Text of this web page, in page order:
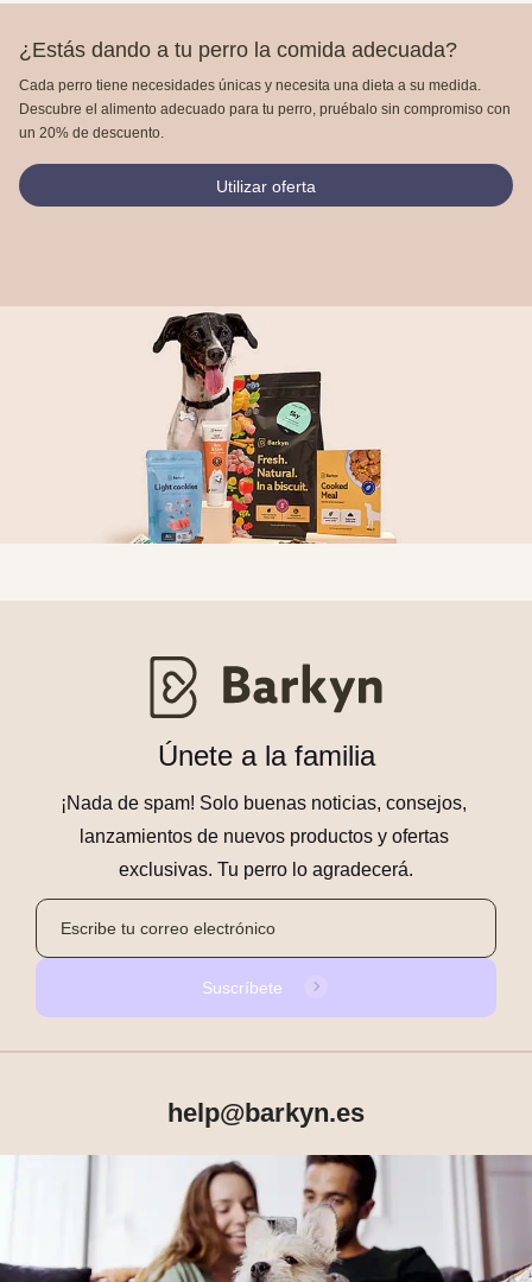
¿Estás dando a tu perro la comida adecuada?
Cada perro tiene necesidades únicas y necesita una dieta a su medida.
Descubre el alimento adecuado para tu perro, pruébalo sin compromiso con
un 20% de descuento.
Utilizar oferta
Únete a la familia
¡Nada de spam! Solo buenas noticias, consejos,
lanzamientos de nuevos productos y ofertas
exclusivas. Tu perro lo agradecerá.
Suscríbete
help@barkyn.es